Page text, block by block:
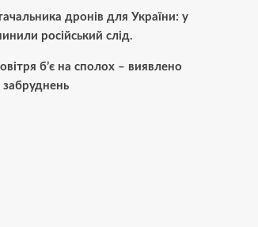
дронів для України: у
російський слід.
б’є на сполох – виявлено